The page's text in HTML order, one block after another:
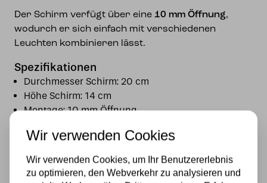
Der Schirm verfügt über eine 10 mm Öffnung,
wodurch er sich einfach mit verschiedenen
Leuchten kombinieren lässt.
Spezifikationen
Durchmesser Schirm: 20 cm
Höhe Schirm: 14 cm
Montage: 10 mm Öffnung
Libellenmotiv – ideal als Ersatz oder dekorative
Wir verwenden Cookies
Wir verwenden Cookies, um Ihr Benutzererlebnis
zu optimieren, den Webverkehr zu analysieren und